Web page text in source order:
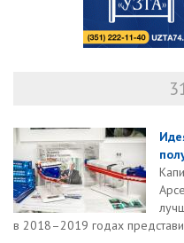
в 2018–2019 годах